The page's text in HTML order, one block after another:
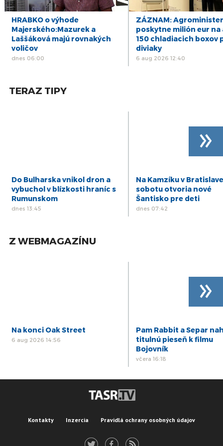
16
júl
ZÁZNAM: R. Kaliňák: MO SR by sa mohlo
postupne začať sťahovať do nového sídla
počas leta
15
júl
ZÁZNAM: R. Takáč: Predseda NKÚ o
korupčných pomeroch v agrorezorte klame,
robí politiku
HRABKO o výhode
Majerského:Mazurek a
Laššáková majú rovnakých
voličov
dnes 06:00
ZÁZNAM:
poskytne milión eur na
150 chladiacich boxov
diviaky
6 aug 2026 12:40
TERAZ TIPY
Do Bulharska vnikol dron a
vybuchol v blízkosti hraníc s
Rumunskom
dnes 13:45
Na Kamzíku v
sobotu otvoria nové
Šantisko pre deti
dnes 07:42
»
Z WEBMAGAZÍNU
Na konci Oak Street
6 aug 2026 14:56
Pam Rabbit a Separ
titulnú pieseň k filmu
Bojovník
včera 16:18
»
Kontakty Inzercia Pravidlá ochrany osobných údajov